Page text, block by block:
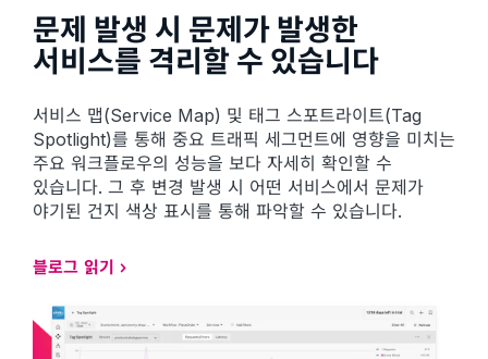
문제 발생 시 문제가 발생한
서비스를 격리할 수 있습니다
서비스 맵(Service Map) 및 태그 스포트라이트(Tag
Spotlight)를 통해 중요 트래픽 세그먼트에 영향을 미치는
주요 워크플로우의 성능을 보다 자세히 확인할 수
있습니다. 그 후 변경 발생 시 어떤 서비스에서 문제가
야기된 건지 색상 표시를 통해 파악할 수 있습니다.
블로그 읽기